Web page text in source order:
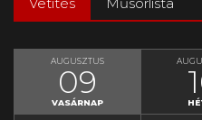
MOZI
HONLAP
AUGUSZTUS
09
VASÁRNAP